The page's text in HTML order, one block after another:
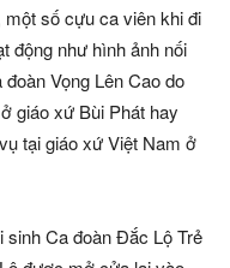
số cựu ca viên khi đi
động như hình ảnh nối
Vọng Lên Cao do
giáo xứ Bùi Phát hay
tại giáo xứ Việt Nam ở
sinh Ca đoàn Đắc Lộ Trẻ